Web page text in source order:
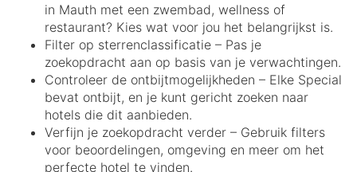
in Mauth met een zwembad, wellness of
restaurant? Kies wat voor jou het belangrijkst is.
Filter op sterrenclassificatie – Pas je
zoekopdracht aan op basis van je verwachtingen.
Controleer de ontbijtmogelijkheden – Elke Special
bevat ontbijt, en je kunt gericht zoeken naar
hotels die dit aanbieden.
Verfijn je zoekopdracht verder – Gebruik filters
voor beoordelingen, omgeving en meer om het
perfecte hotel te vinden.